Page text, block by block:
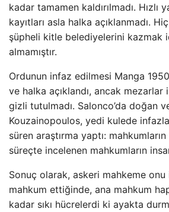
kadar tamamen kaldırılmadı. Hızlı
kayıtları asla halka açıklanmadı.
şüpheli kitle belediyelerini kazmak
almamıştır.
Ordunun infaz edilmesi Manga
ve halka açıklandı, ancak
gizli tutulmadı. Salonco’da doğan
Kouzainopoulos, yedi kulede
süren araştırma yaptı:
süreçte incelenen mahkumların
Sonuç olarak, askeri mahkeme
mahkum ettiğinde, ana mahkum
kadar sıkı hücrelerdi ki ayakta